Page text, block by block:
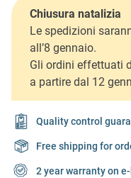
Chiusura natalizia
Le spedizioni
all’8 gennaio.
Gli ordini effettuati
a partire dal 12
Quality control
Free shipping for
2 year warranty on